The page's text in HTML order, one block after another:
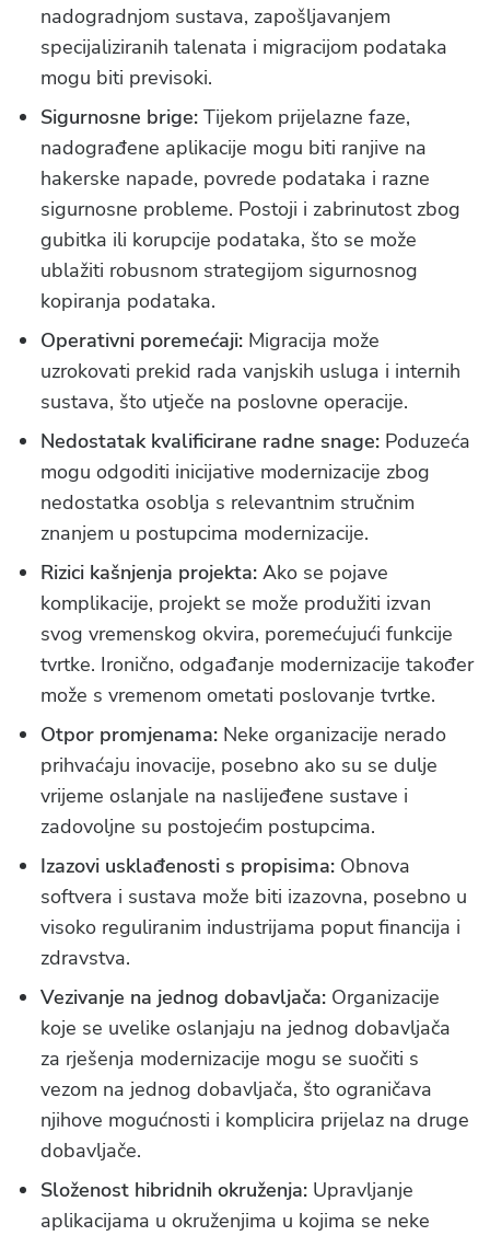
nadogradnjom sustava, zapošljavanjem
specijaliziranih talenata i migracijom podataka
mogu biti previsoki.
Sigurnosne brige: Tijekom prijelazne faze,
nadograđene aplikacije mogu biti ranjive na
hakerske napade, povrede podataka i razne
sigurnosne probleme. Postoji i zabrinutost zbog
gubitka ili korupcije podataka, što se može
ublažiti robusnom strategijom sigurnosnog
kopiranja podataka.
Operativni poremećaji: Migracija može
uzrokovati prekid rada vanjskih usluga i internih
sustava, što utječe na poslovne operacije.
Nedostatak kvalificirane radne snage: Poduzeća
mogu odgoditi inicijative modernizacije zbog
nedostatka osoblja s relevantnim stručnim
znanjem u postupcima modernizacije.
Rizici kašnjenja projekta: Ako se pojave
komplikacije, projekt se može produžiti izvan
svog vremenskog okvira, poremećujući funkcije
tvrtke. Ironično, odgađanje modernizacije također
može s vremenom ometati poslovanje tvrtke.
Otpor promjenama: Neke organizacije nerado
prihvaćaju inovacije, posebno ako su se dulje
vrijeme oslanjale na naslijeđene sustave i
zadovoljne su postojećim postupcima.
Izazovi usklađenosti s propisima: Obnova
softvera i sustava može biti izazovna, posebno u
visoko reguliranim industrijama poput financija i
zdravstva.
Vezivanje na jednog dobavljača: Organizacije
koje se uvelike oslanjaju na jednog dobavljača
za rješenja modernizacije mogu se suočiti s
vezom na jednog dobavljača, što ograničava
njihove mogućnosti i komplicira prijelaz na druge
dobavljače.
Složenost hibridnih okruženja: Upravljanje
aplikacijama u okruženjima u kojima se neke